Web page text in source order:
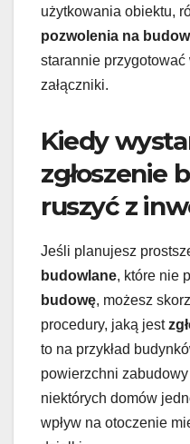
użytkowania obiektu,
pozwolenia na
starannie
załączniki.
Kiedy
zgłoszenie
ruszyć z
Jeśli planujesz
budowlane, które nie
budowę, możesz
procedury, jaką jest
to na przykład
powierzchni
niektórych domów
wpływ na otoczenie